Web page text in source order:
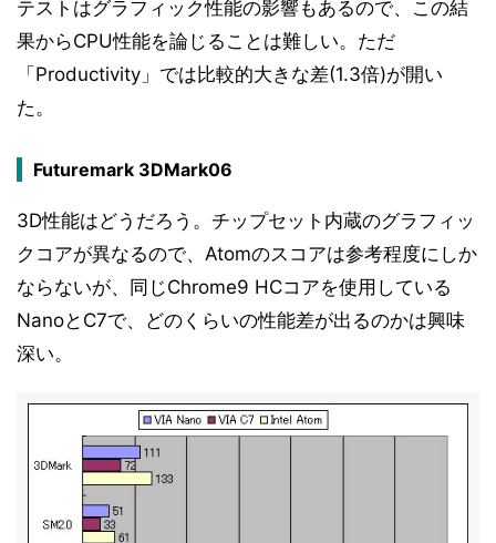
テストはグラフィック性能の影響もあるので、この結
果からCPU性能を論じることは難しい。ただ
「Productivity」では比較的大きな差(1.3倍)が開い
た。
Futuremark 3DMark06
3D性能はどうだろう。チップセット内蔵のグラフィッ
クコアが異なるので、Atomのスコアは参考程度にしか
ならないが、同じChrome9 HCコアを使用している
NanoとC7で、どのくらいの性能差が出るのかは興味
深い。